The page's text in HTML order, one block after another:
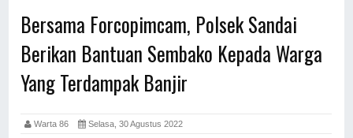
Bersama Forcopimcam, Polsek Sandai
Berikan Bantuan Sembako Kepada Warga
Yang Terdampak Banjir
Warta 86 Selasa, 30 Agustus 2022